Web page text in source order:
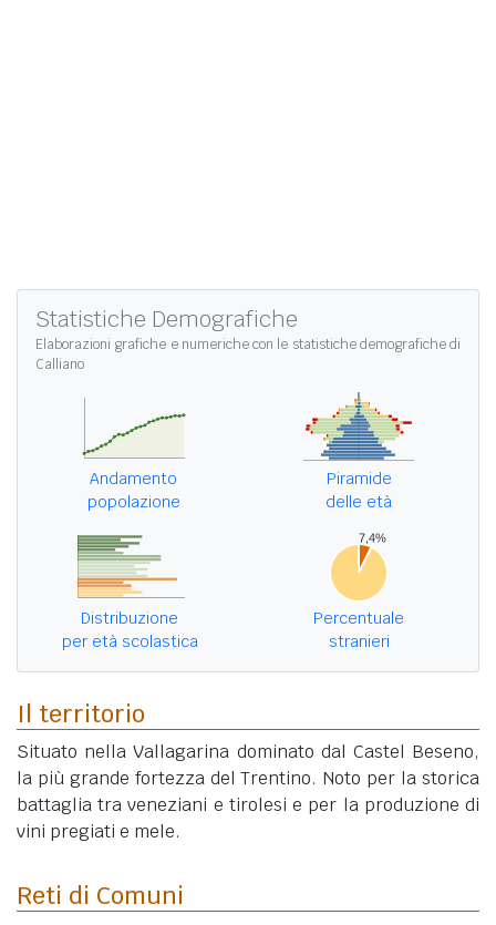
Statistiche Demografiche
Elaborazioni grafiche e numeriche con le statistiche demografiche di
Calliano
Andamento
popolazione
Piramide
delle età
Distribuzione
per età scolastica
Percentuale
stranieri
Il territorio
Situato nella Vallagarina dominato dal Castel Beseno,
la più grande fortezza del Trentino. Noto per la storica
battaglia tra veneziani e tirolesi e per la produzione di
vini pregiati e mele.
Reti di Comuni